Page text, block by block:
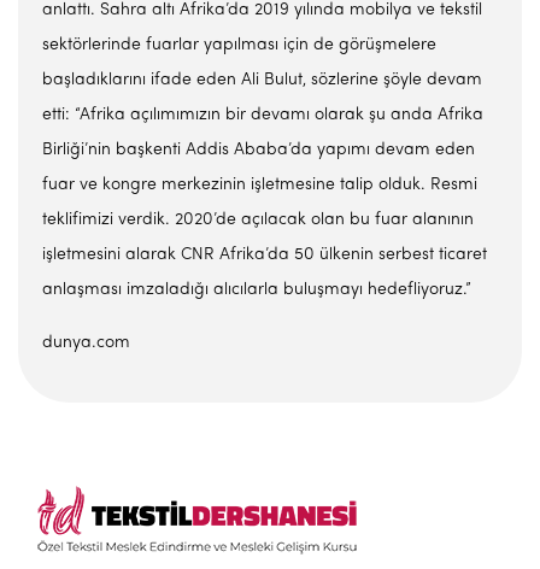
anlattı. Sahra altı Afrika’da 2019 yılında mobilya ve tekstil
sektörlerinde fuarlar yapılması için de görüşmelere
başladıklarını ifade eden Ali Bulut, sözlerine şöyle devam
etti: “Afrika açılımımızın bir devamı olarak şu anda Afrika
Birliği’nin başkenti Addis Ababa’da yapımı devam eden
fuar ve kongre merkezinin işletmesine talip olduk. Resmi
teklifimizi verdik. 2020’de açılacak olan bu fuar alanının
işletmesini alarak CNR Afrika’da 50 ülkenin serbest ticaret
anlaşması imzaladığı alıcılarla buluşmayı hedefliyoruz.”
dunya.com